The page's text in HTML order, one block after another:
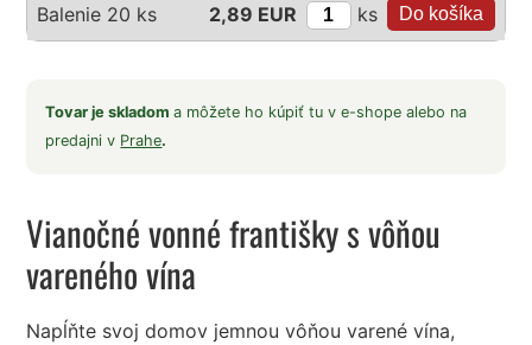
Balenie 20 ks 2,89 EUR ks
Tovar je skladoma môžete ho kúpiť tu v e-shope alebo na
predajni v Prahe.
Vianočné vonné františky s vôňou
vareného vína
Napĺňte svoj domov jemnou vôňou varené vína,